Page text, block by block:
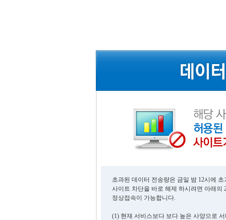
초과된 데이터 전송량은 금일 밤 12시에
사이트 차단을 바로 해제 하시려면 아래의
정상접속이 가능합니다.
(1) 현재 서비스보다 보다 높은 사양으로